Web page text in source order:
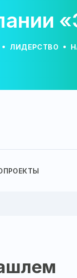
ЛИДЕРСТВО